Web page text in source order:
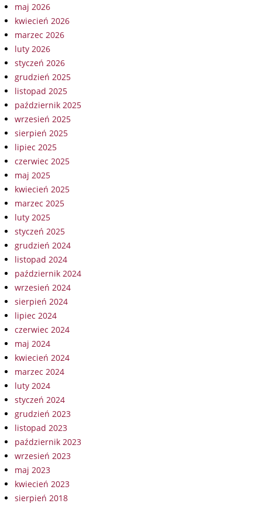
maj 2026
kwiecień 2026
marzec 2026
luty 2026
styczeń 2026
grudzień 2025
listopad 2025
październik 2025
wrzesień 2025
sierpień 2025
lipiec 2025
czerwiec 2025
maj 2025
kwiecień 2025
marzec 2025
luty 2025
styczeń 2025
grudzień 2024
listopad 2024
październik 2024
wrzesień 2024
sierpień 2024
lipiec 2024
czerwiec 2024
maj 2024
kwiecień 2024
marzec 2024
luty 2024
styczeń 2024
grudzień 2023
listopad 2023
październik 2023
wrzesień 2023
maj 2023
kwiecień 2023
sierpień 2018